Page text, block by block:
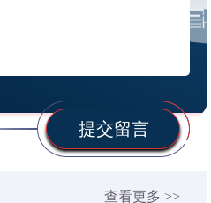
提交留言
查看更多 >>